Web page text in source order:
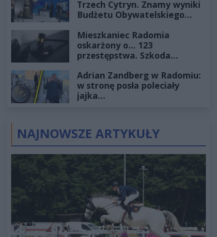
Trzech Cytryn. Znamy wyniki
Budżetu Obywatelskiego
Mieszkaniec Radomia
oskarżony o... 123
przestępstwa. Szkoda
złotych
Adrian Zandberg w Radomiu:
w stronę posła poleciały
jajka…
NAJNOWSZE ARTYKUŁY